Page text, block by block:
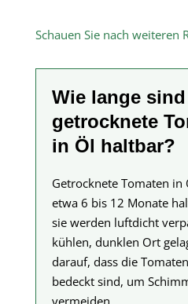
Schauen Sie nach weiteren
Wie lange sind
getrocknete
in Öl haltbar?
Getrocknete Tomaten in
etwa 6 bis 12 Monate
sie werden luftdicht
kühlen, dunklen Ort
darauf, dass die
bedeckt sind, um
vermeiden.